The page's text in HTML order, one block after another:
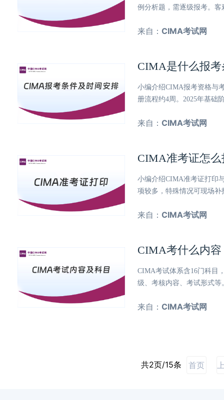
例分析题，需逐级报考。
来自： CIMA考试网
CIMA是什么报
小编介绍CIMA报考资格与
册流程约4周。2025年基础
来自： CIMA考试网
CIMA准考证怎
小编介绍CIMA准考证打印
项较多，特殊情况可现场
来自： CIMA考试网
CIMA考什么内
CIMA考试体系含16门科目
级、考核内容、考试形式
来自： CIMA考试网
共2页/15条 首页